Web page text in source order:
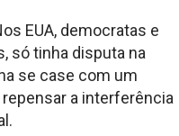
EUA, democratas e
só tinha disputa na
se case com um
a interferência